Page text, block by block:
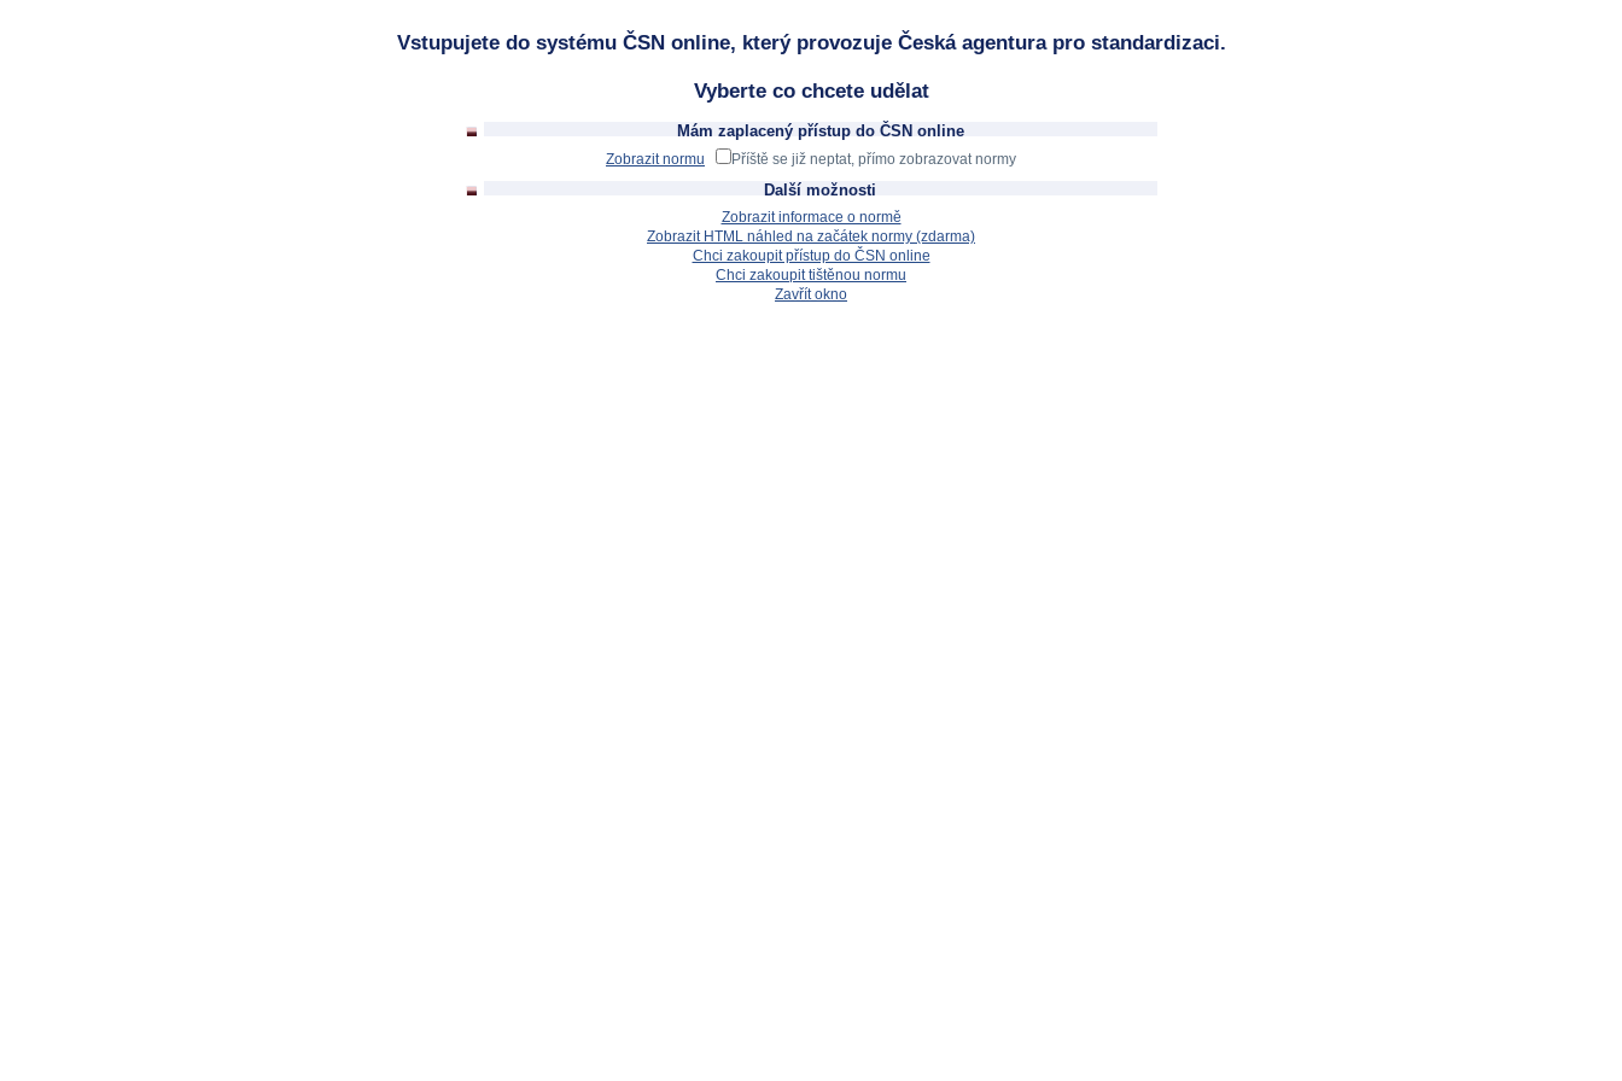
Vstupujete do systému ČSN online, který provozuje Česká agentura pro standardizaci.
Vyberte co chcete udělat
Mám zaplacený přístup do ČSN online
Zobrazit normu Příště se již neptat, přímo zobrazovat normy
Další možnosti
Zobrazit informace o normě
Zobrazit HTML náhled na začátek normy (zdarma)
Chci zakoupit přístup do ČSN online
Chci zakoupit tištěnou normu
Zavřít okno